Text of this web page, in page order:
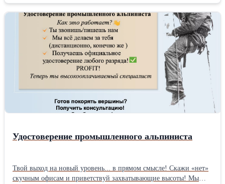
Проектирование – нужен ли допуск СРО? Да, если хотите
работать официально! Вступление в СРО проектировщиков –
ваш ключ к крупным тендерам и госзаказам! Звоните! Оформим
допуск СРО для проектирования под ключ!
Удостоверение промышленного альпиниста
Твой выход на новый уровень... в прямом смысле! Скажи «нет»
скучным офисам и приветствуй захватывающие высоты! Мы